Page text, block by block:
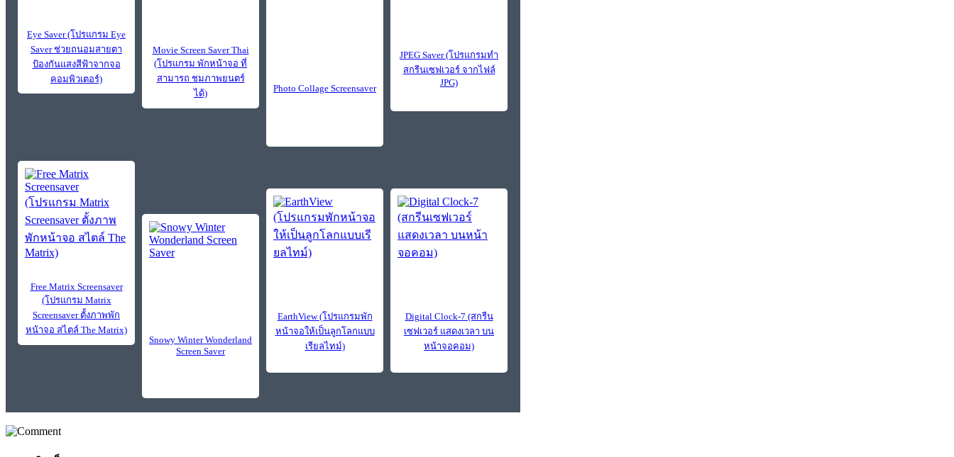
Eye Saver (โปรแกรม Eye
Saver ช่วยถนอมสายตา
ป้องกันแสงสีฟ้าจากจอ
คอมพิวเตอร์)
Movie Screen Saver Thai
(โปรแกรม พักหน้าจอ ที่
สามารถ ชมภาพยนตร์
ได้)
Photo Collage Screensaver
JPEG Saver (โปรแกรมทำ
สกรีนเซฟเวอร์ จากไฟล์
JPG)
Free Matrix Screensaver
(โปรแกรม Matrix
Screensaver ตั้งภาพพัก
หน้าจอ สไตล์ The Matrix)
Snowy Winter Wonderland
Screen Saver
EarthView (โปรแกรมพัก
หน้าจอให้เป็นลูกโลกแบบ
เรียลไทม์)
Digital Clock-7 (สกรีน
เซฟเวอร์ แสดงเวลา บน
หน้าจอคอม)